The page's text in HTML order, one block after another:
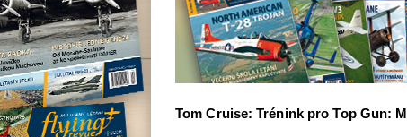
Tom Cruise: Trénink pro Top Gun: